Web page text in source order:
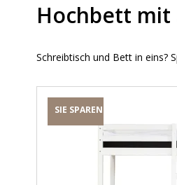
Hochbett mit
Schreibtisch und Bett in eins?
SIE SPAREN